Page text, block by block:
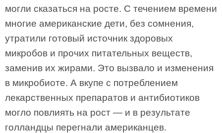
могли сказаться на росте. С течением времени
многие американские дети, без сомнения,
утратили готовый источник здоровых
микробов и прочих питательных веществ,
заменив их жирами. Это вызвало и изменения
в микробиоте. А вкупе с потреблением
лекарственных препаратов и антибиотиков
могло повлиять на рост — и в результате
голландцы перегна­ли американцев.